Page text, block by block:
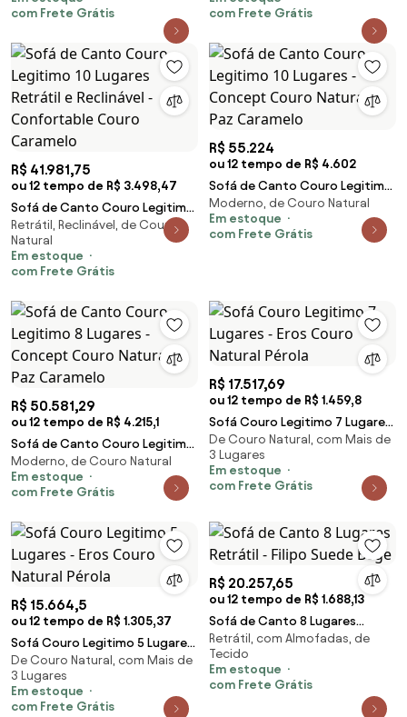
com Frete Grátis
com Frete Grátis
R$ 41.981,75
ou 12 tempo de R$ 3.498,47
Sofá de Canto Couro Legitimo
10 Lugares Retrátil e Reclinável -
Confortable Couro Caramelo
Retrátil, Reclinável, de Couro
Natural
Em estoque
com Frete Grátis
R$ 55.224
ou 12 tempo de R$ 4.602
Sofá de Canto Couro Legitimo
10 Lugares - Concept Couro
Natural La Paz Caramelo
Moderno, de Couro Natural
Em estoque
com Frete Grátis
R$ 50.581,29
ou 12 tempo de R$ 4.215,1
Sofá de Canto Couro Legitimo
8 Lugares - Concept Couro
Natural La Paz Caramelo
Moderno, de Couro Natural
Em estoque
com Frete Grátis
R$ 17.517,69
ou 12 tempo de R$ 1.459,8
Sofá Couro Legitimo 7 Lugares
- Eros Couro Natural Pérola
De Couro Natural, com Mais de
3 Lugares
Em estoque
com Frete Grátis
R$ 15.664,5
ou 12 tempo de R$ 1.305,37
Sofá Couro Legitimo 5 Lugares
- Eros Couro Natural Pérola
De Couro Natural, com Mais de
3 Lugares
Em estoque
com Frete Grátis
R$ 20.257,65
ou 12 tempo de R$ 1.688,13
Sofá de Canto 8 Lugares
Retrátil - Filipo Suede Bege
Retrátil, com Almofadas, de
Tecido
Em estoque
com Frete Grátis